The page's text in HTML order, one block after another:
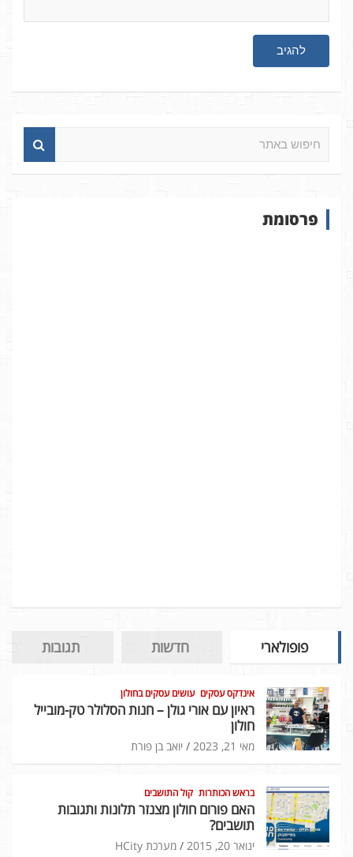
א
פרסומת
פופולארי חדשות תגובות
אינדקס עסקים עושים עסקים בחולון
ראיון עם אורי גולן – חנות הסלולר טק-מובייל
חולון
מאי 21, 2023 יואב בן פורת
בראש הכותרות קול התושבים
האם פורום חולון מצנזר תלונות ותגובות
תושבים?
ינואר 20, 2015 מערכת HCity